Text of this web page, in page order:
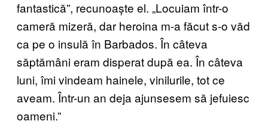
fantastică”, recunoaște el. „Locuiam într-o
cameră mizeră, dar heroina m-a făcut s-o văd
ca pe o insulă în Barbados. În câteva
săptămâni eram disperat după ea. În câteva
luni, îmi vindeam hainele, vinilurile, tot ce
aveam. Într-un an deja ajunsesem să jefuiesc
oameni.”